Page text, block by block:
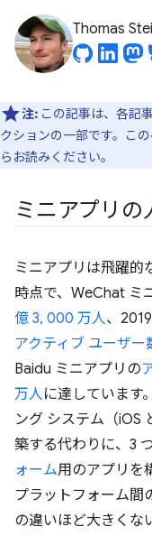
Thomas
注: この記事は、各記
クションの一部です。こ
らお読みください。
ミニアプリの
ミニアプリは飛躍的
時点で、WeChat ミ
億 3, 000 万人、
アクティブ ユーザー
Baidu ミニアプリの
万人に達しています
ング システム（iOS
築する代わりに、3
ォーム用のアプリを
プラットフォーム間
の違いほど大きくな